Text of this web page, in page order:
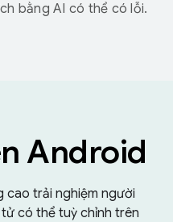
bằng AI có thể có lỗi.
Android
cao trải nghiệm người
có thể tuỳ chỉnh trên